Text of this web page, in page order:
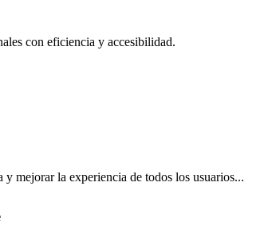
con eficiencia y accesibilidad.
mejorar la experiencia de todos los usuarios...